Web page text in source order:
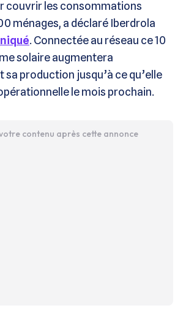
couvrir les consommations
ménages, a déclaré Iberdrola
. Connectée au réseau ce 10
solaire augmentera
production jusqu’à ce qu’elle
le mois prochain.
contenu après cette annonce